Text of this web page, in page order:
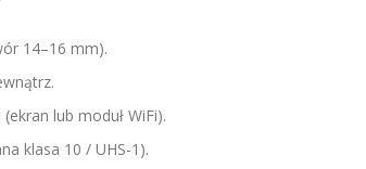
14–16 mm).
lub moduł WiFi).
klasa 10 / UHS-1).